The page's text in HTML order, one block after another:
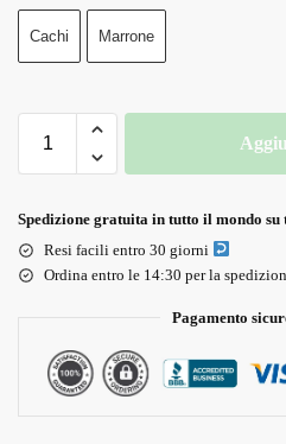
Cachi Marrone
Spedizione gratuita in tutto il mondo
Resi facili entro 30 giorni
Ordina entro le 14:30 per la
Pagamento